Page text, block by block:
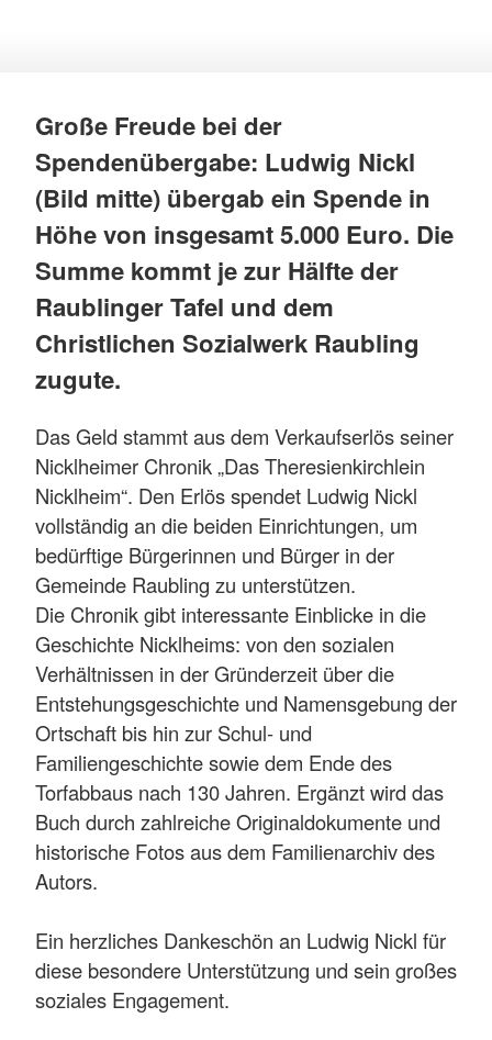
Große Freude bei der
Spendenübergabe: Ludwig Nickl
(Bild mitte) übergab ein Spende in
Höhe von insgesamt 5.000 Euro. Die
Summe kommt je zur Hälfte der
Raublinger Tafel und dem
Christlichen Sozialwerk Raubling
zugute.
Das Geld stammt aus dem Verkaufserlös seiner
Nicklheimer Chronik „Das Theresienkirchlein
Nicklheim“. Den Erlös spendet Ludwig Nickl
vollständig an die beiden Einrichtungen, um
bedürftige Bürgerinnen und Bürger in der
Gemeinde Raubling zu unterstützen.
Die Chronik gibt interessante Einblicke in die
Geschichte Nicklheims: von den sozialen
Verhältnissen in der Gründerzeit über die
Entstehungsgeschichte und Namensgebung der
Ortschaft bis hin zur Schul- und
Familiengeschichte sowie dem Ende des
Torfabbaus nach 130 Jahren. Ergänzt wird das
Buch durch zahlreiche Originaldokumente und
historische Fotos aus dem Familienarchiv des
Autors.
Ein herzliches Dankeschön an Ludwig Nickl für
diese besondere Unterstützung und sein großes
soziales Engagement.